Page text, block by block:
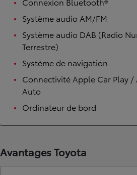
Système audio AM/FM
Système audio DAB (Radio
Terrestre)
Système de navigation
Connectivité Apple Car Play /
Auto
Ordinateur de bord
Avantages Toyota